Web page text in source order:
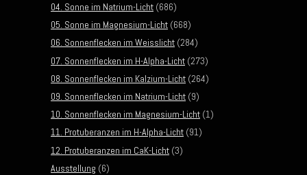
04. Sonne im Natrium-Licht (686)
05. Sonne im Magnesium-Licht (668)
06. Sonnenflecken im Weisslicht (284)
07. Sonnenflecken im H-Alpha-Licht (273)
08. Sonnenflecken im Kalzium-Licht (264)
09. Sonnenflecken im Natrium-Licht (9)
10. Sonnenflecken im Magnesium-Licht (1)
11. Protuberanzen im H-Alpha-Licht (91)
12. Protuberanzen im CaK-Licht (3)
Ausstellung (6)